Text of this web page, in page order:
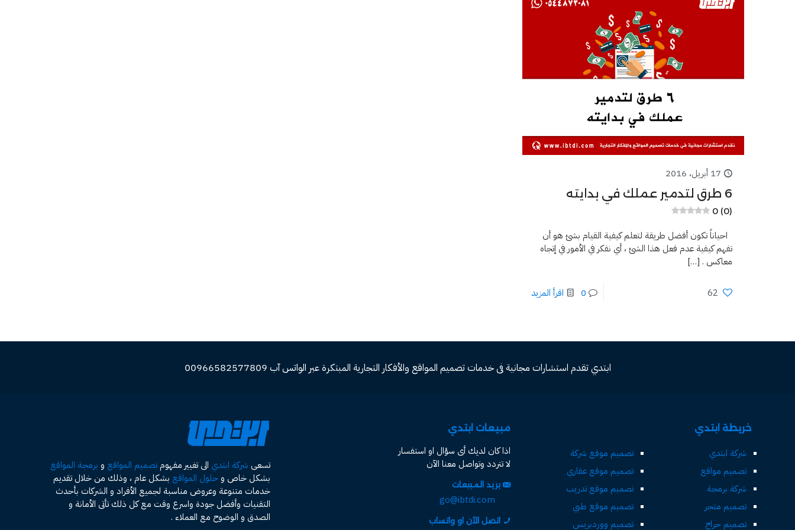
17 أبريل، 2016
6 طرق لتدمير عملك في بدايته
0 (0)
احياناً تكون أفضل طريقة لتعلم كيفية القيام بشئ هو أن
تفهم كيفية عدم فعل هذا الشئ ، أي نفكر في الأمور في إتجاه
معاكس .[…]
62
0 اقرأ المزيد
ابتدي تقدم استشارات مجانية فى خدمات تصميم المواقع والأفكار التجارية المبتكرة عبر الواتس آب 00966582577809
خريطة ابتدي
شركة ابتدي
تصميم مواقع
شركة برمجة
تصميم متجر
تصميم حراج
تصميم موقع شركة
تصميم موقع عقاري
تصميم موقع تدريب
تصميم موقع طبي
تصميم ووردبريس
مبيعات ابتدي
اذا كان لديك أى سؤال او استفسار
لا تتردد وتواصل معنا الآن
بريد المبيعات
go@ibtdi.com
اتصل الآن او واتساب
تسعى شركة ابتدي الى تغيير مفهومتصميم المواقع و برمجة المواقع
بشكل خاص وحلول المواقع بشكل عام ، وذلك من خلال تقديم
خدمات متنوعة وعروض مناسبة لجميع الأفراد و الشركات بأحدث
التقنيات وأفضل جودة واسرع وقت مع كل ذلك تأتى الأمانة و
الصدق و الوضوح مع العملاء .